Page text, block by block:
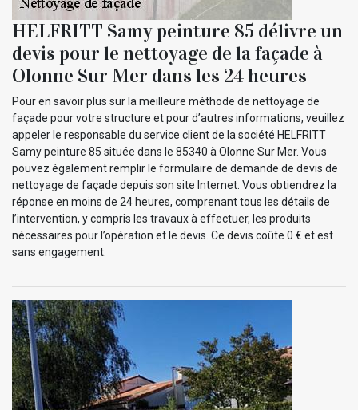
HELFRITT Samy peinture 85 délivre un
devis pour le nettoyage de la façade à
Olonne Sur Mer dans les 24 heures
Pour en savoir plus sur la meilleure méthode de nettoyage de
façade pour votre structure et pour d’autres informations, veuillez
appeler le responsable du service client de la société HELFRITT
Samy peinture 85 située dans le 85340 à Olonne Sur Mer. Vous
pouvez également remplir le formulaire de demande de devis de
nettoyage de façade depuis son site Internet. Vous obtiendrez la
réponse en moins de 24 heures, comprenant tous les détails de
l’intervention, y compris les travaux à effectuer, les produits
nécessaires pour l’opération et le devis. Ce devis coûte 0 € et est
sans engagement.